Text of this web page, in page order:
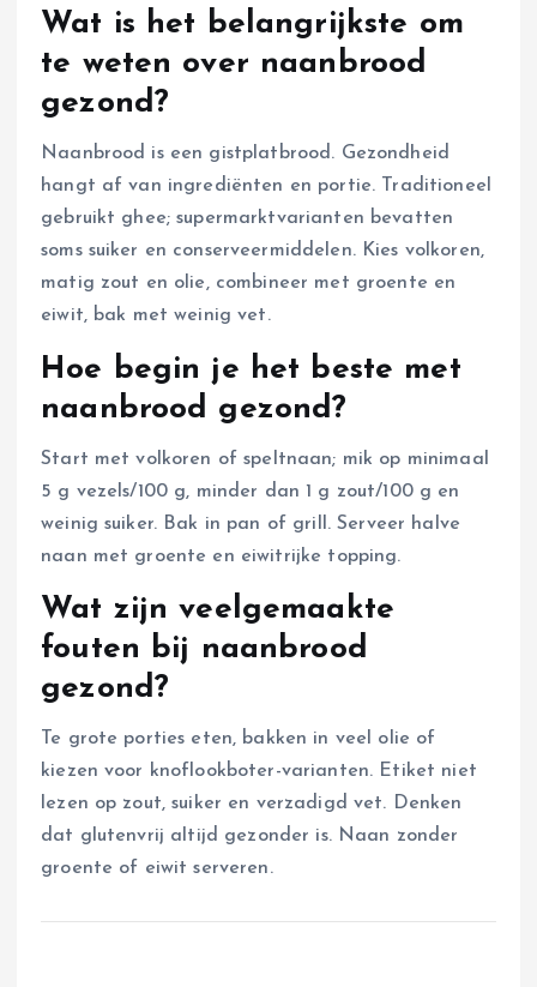
Wat is het belangrijkste om
te weten over naanbrood
gezond?
Naanbrood is een gistplatbrood. Gezondheid
hangt af van ingrediënten en portie. Traditioneel
gebruikt ghee; supermarktvarianten bevatten
soms suiker en conserveermiddelen. Kies volkoren,
matig zout en olie, combineer met groente en
eiwit, bak met weinig vet.
Hoe begin je het beste met
naanbrood gezond?
Start met volkoren of speltnaan; mik op minimaal
5 g vezels/100 g, minder dan 1 g zout/100 g en
weinig suiker. Bak in pan of grill. Serveer halve
naan met groente en eiwitrijke topping.
Wat zijn veelgemaakte
fouten bij naanbrood
gezond?
Te grote porties eten, bakken in veel olie of
kiezen voor knoflookboter-varianten. Etiket niet
lezen op zout, suiker en verzadigd vet. Denken
dat glutenvrij altijd gezonder is. Naan zonder
groente of eiwit serveren.